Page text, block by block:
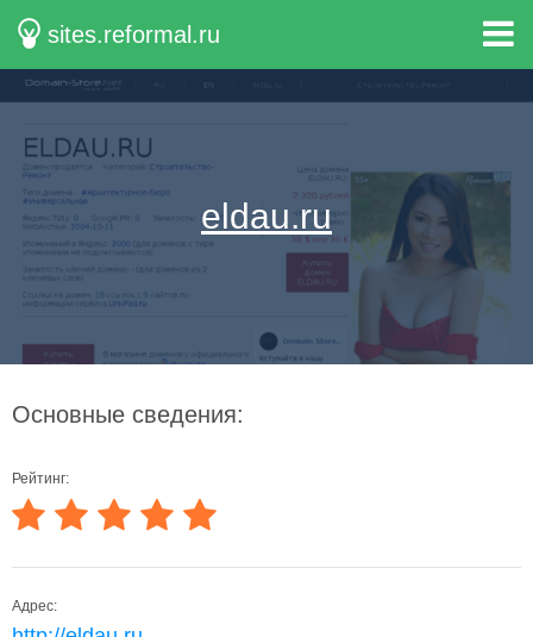
sites.reformal.ru
eldau.ru
Основные сведения:
Рейтинг:
Адрес: